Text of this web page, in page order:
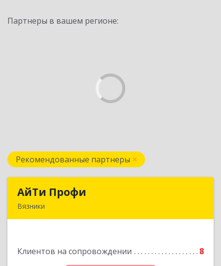
Партнеры в вашем регионе:
Рекомендованные партнеры
АйТи Профи
Вязники
Клиентов на сопровождении 8